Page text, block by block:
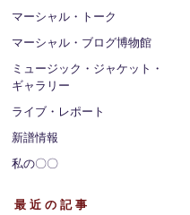
マーシャル・トーク
マーシャル・ブログ博物館
ミュージック・ジャケット・
ギャラリー
ライブ・レポート
新譜情報
私の〇〇
最近の記事